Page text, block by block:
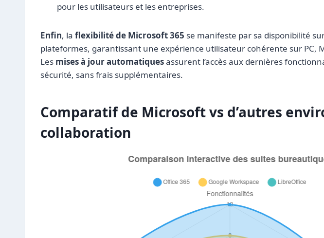
pour les utilisateurs et les entreprises.
Enfin, la flexibilité de Microsoft 365 se manifeste par sa disponibilité
plateformes, garantissant une expérience utilisateur cohérente sur PC,
Les mises à jour automatiquesassurent l’accès aux dernières
sécurité, sans frais supplémentaires.
Comparatif de Microsoft vs d’autres
collaboration